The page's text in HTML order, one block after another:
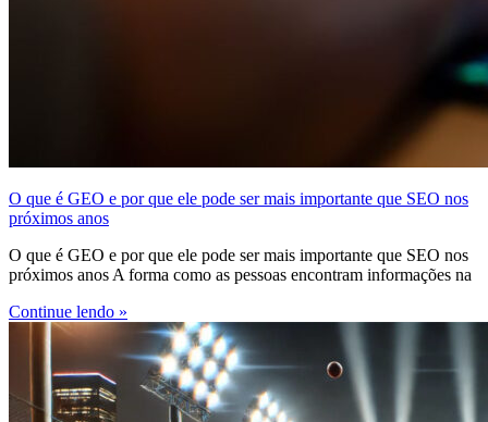
O que é GEO e por que ele pode ser mais importante que SEO nos
próximos anos
O que é GEO e por que ele pode ser mais importante que SEO nos
próximos anos A forma como as pessoas encontram informações na
Continue lendo »